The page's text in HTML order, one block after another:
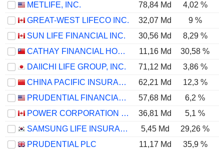
METLIFE, INC.
78,84 Md 4,02 %
GREAT-WEST LIFECO INC.
32,07 Md
9 %
SUN LIFE FINANCIAL INC.
30,56 Md
8,29 %
CATHAY FINANCIAL HOLDING CO., LTD.
11,16 Md 30,58 %
DAIICHI LIFE GROUP, INC.
71,12 Md
3,86 %
CHINA PACIFIC INSURANCE (GROUP) CO., LTD.
62,21 Md 12,3 %
PRUDENTIAL FINANCIAL, INC.
57,68 Md 6,2 %
POWER CORPORATION OF CANADA
36,81 Md
5,1 %
SAMSUNG LIFE INSURANCE CO., LTD.
5,45 Md 29,26 %
PRUDENTIAL PLC
11,17 Md 35,9 %